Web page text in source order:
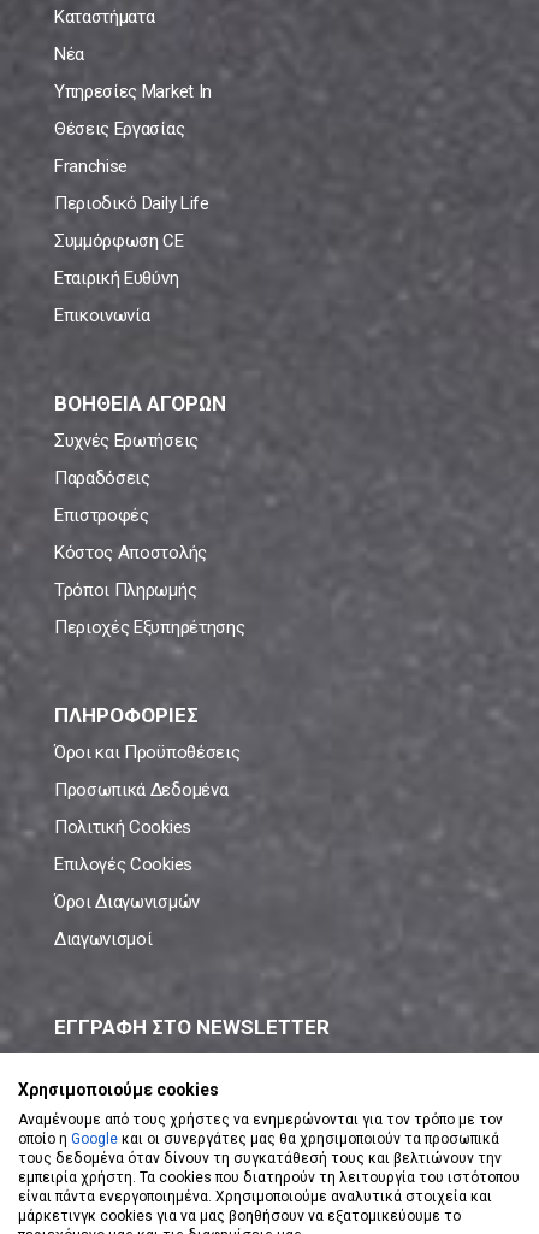
Καταστήματα
Νέα
Υπηρεσίες Market In
Θέσεις Εργασίας
Franchise
Περιοδικό Daily Life
Συμμόρφωση CE
Εταιρική Ευθύνη
Επικοινωνία
ΒΟΗΘΕΙΑ ΑΓΟΡΩΝ
Συχνές Ερωτήσεις
Παραδόσεις
Επιστροφές
Κόστος Αποστολής
Τρόποι Πληρωμής
Περιοχές Εξυπηρέτησης
ΠΛΗΡΟΦΟΡΙΕΣ
Όροι και Προϋποθέσεις
Προσωπικά Δεδομένα
Πολιτική Cookies
Επιλογές Cookies
Όροι Διαγωνισμών
Διαγωνισμοί
ΕΓΓΡΑΦΗ ΣΤΟ NEWSLETTER
ΕΓΓΡΑΦΗ ΣΤΟ NEWSLETTER
Χρησιμοποιούμε cookies
Αναμένουμε από τους χρήστες να ενημερώνονται για τον τρόπο με τον
οποίο η Google και οι συνεργάτες μας θα χρησιμοποιούν τα προσωπικά
τους δεδομένα όταν δίνουν τη συγκατάθεσή τους και βελτιώνουν την
εμπειρία χρήστη. Τα cookies που διατηρούν τη λειτουργία του ιστότοπου
είναι πάντα ενεργοποιημένα. Χρησιμοποιούμε αναλυτικά στοιχεία και
μάρκετινγκ cookies για να μας βοηθήσουν να εξατομικεύουμε το